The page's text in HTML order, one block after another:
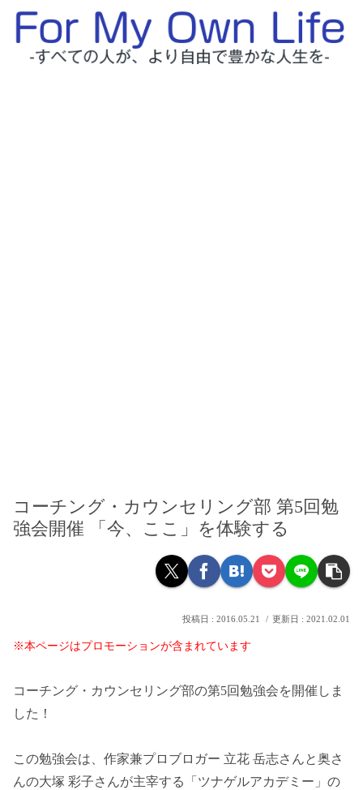
コーチング・カウンセリング部 第5回勉
強会開催 「今、ここ」を体験する
2016.05.21 2021.02.01
※本ページはプロモーションが含まれています
コーチング・カウンセリング部の第5回勉強会を開催しま
した！
この勉強会は、作家兼プロブロガー 立花 岳志さんと奥さ
んの大塚 彩子さんが主宰する「ツナゲルアカデミー」の